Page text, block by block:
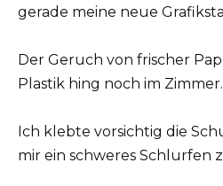
gerade meine neue
Der Geruch von frischer
Plastik hing noch im Zimmer.
Ich klebte vorsichtig die
mir ein schweres Schlurfen